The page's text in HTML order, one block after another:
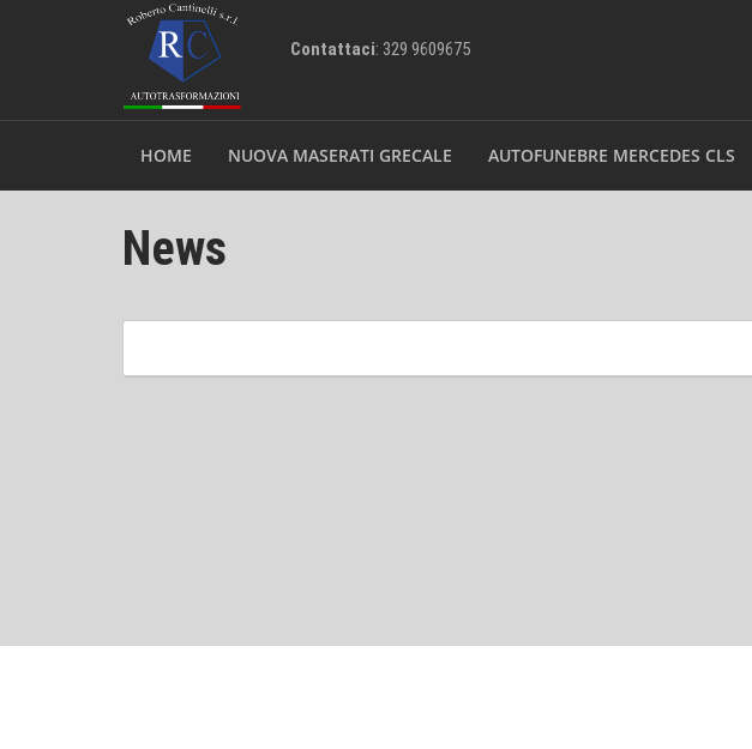
Contattaci: 329 9609675
HOME NUOVA MASERATI GRECALE AUTOFUNEBRE MERCEDES CLS
News